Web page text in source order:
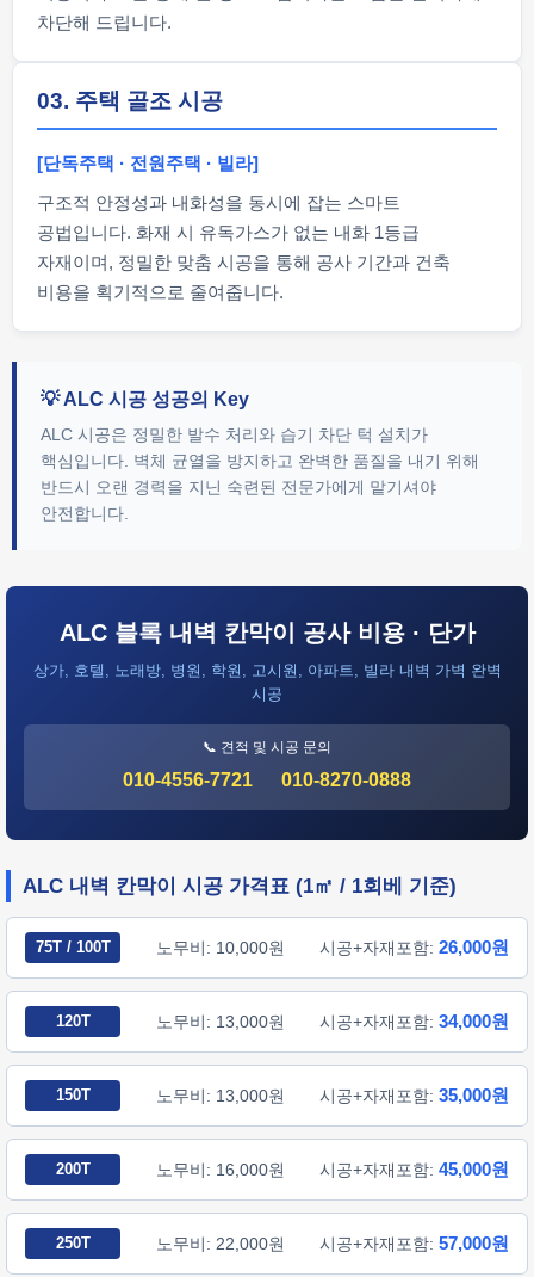
차단해 드립니다.
03. 주택 골조 시공
[단독주택 · 전원주택 · 빌라]
구조적 안정성과 내화성을 동시에 잡는 스마트
공법입니다. 화재 시 유독가스가 없는 내화 1등급
자재이며, 정밀한 맞춤 시공을 통해 공사 기간과 건축
비용을 획기적으로 줄여줍니다.
💡 ALC 시공 성공의 Key
ALC 시공은 정밀한 발수 처리와 습기 차단 턱 설치가
핵심입니다. 벽체 균열을 방지하고 완벽한 품질을 내기 위해
반드시 오랜 경력을 지닌 숙련된 전문가에게 맡기셔야
안전합니다.
ALC 블록 내벽 칸막이 공사 비용 · 단가
상가, 호텔, 노래방, 병원, 학원, 고시원, 아파트, 빌라 내벽 가벽 완벽
시공
📞 견적 및 시공 문의
010-4556-7721 010-8270-0888
ALC 내벽 칸막이 시공 가격표 (1㎡ / 1회베 기준)
75T / 100T 노무비: 10,000원 시공+자재포함: 26,000원
120T 노무비: 13,000원 시공+자재포함: 34,000원
150T 노무비: 13,000원 시공+자재포함: 35,000원
200T 노무비: 16,000원 시공+자재포함: 45,000원
250T 노무비: 22,000원 시공+자재포함: 57,000원